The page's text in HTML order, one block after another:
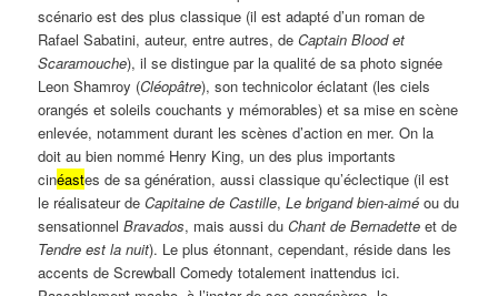
scénario est des plus classique (il est adapté d’un roman de
Rafael Sabatini, auteur, entre autres, deCaptain Blood et
Scaramouche), il se distingue par la qualité de sa photo signée
Leon Shamroy (Cléopâtre), son technicolor éclatant (les ciels
orangés et soleils couchants y mémorables) et sa mise en scène
enlevée, notamment durant les scènes d’action en mer. On la
doit au bien nommé Henry King, un des plus importants
cinéastes de sa génération, aussi classique qu’éclectique (il est
le réalisateur deCapitaine de Castille,Le brigand bien-aimé ou du
sensationnelBravados, mais aussi duChant de Bernadette et de
Tendre est la nuit). Le plus étonnant, cependant, réside dans les
accents de Screwball Comedy totalement inattendus ici.